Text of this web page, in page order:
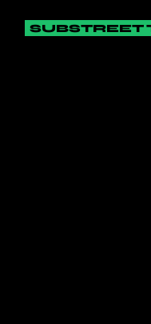
SUBSTREET